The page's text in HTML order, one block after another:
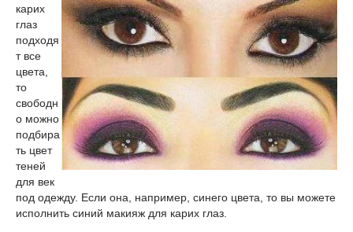
карих
глаз
подходя
т все
цвета,
то
свободн
о можно
подбира
ть цвет
теней
для век
под одежду. Если она, например, синего цвета, то вы можете
исполнить синий макияж для карих глаз.